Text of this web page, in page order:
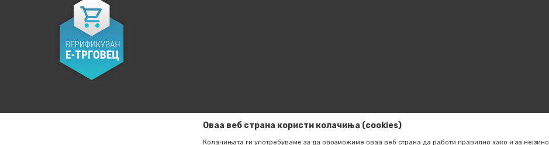
Оваа веб страна користи колачиња (cookies)
Колачињата ги употребуваме за да овозможиме оваа веб страна да работи правилно како и за нејзино